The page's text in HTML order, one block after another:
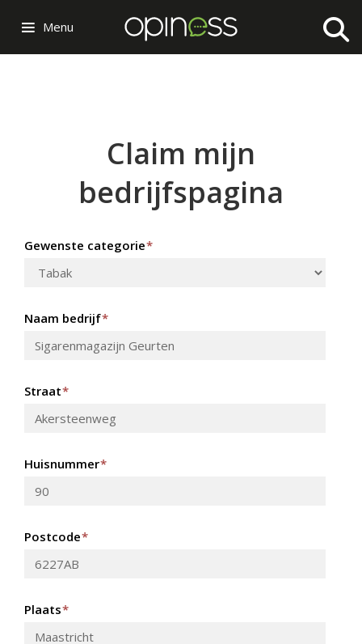
Menu
Claim mijn
bedrijfspagina
Gewenste categorie*
Naam bedrijf*
Straat*
Huisnummer*
Postcode*
Plaats*